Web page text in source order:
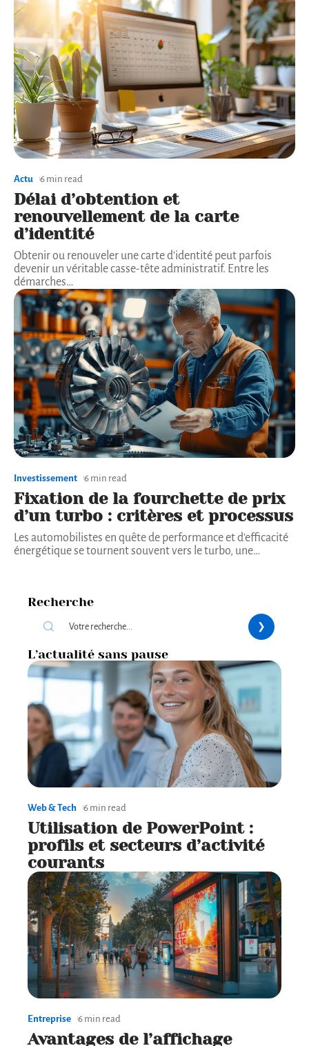
Actu 6 min read
Délai d’obtention et
renouvellement de la carte
d’identité
Obtenir ou renouveler une carte d'identité peut parfois
devenir un véritable casse-tête administratif. Entre les
démarches…
Investissement 6 min read
Fixation de la fourchette de prix
d’un turbo : critères et processus
Les automobilistes en quête de performance et d'efficacité
énergétique se tournent souvent vers le turbo, une…
Recherche
L’actualité sans pause
Web & Tech 6 min read
Utilisation de PowerPoint :
profils et secteurs d’activité
courants
Entreprise 6 min read
Avantages de l’affichage